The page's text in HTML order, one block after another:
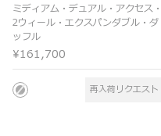
ミディアム・デュアル・アクセス・
2ウィール・エクスパンダブル・ダ
ッフル
¥161,700
再入荷リクエスト